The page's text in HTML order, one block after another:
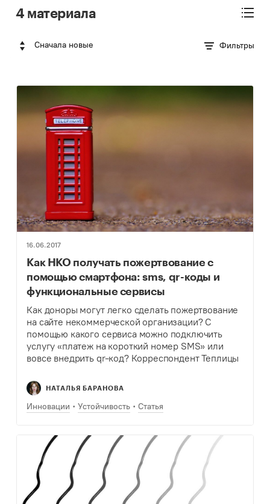
4 материала
Сначала новые Фильтры
16.06.2017
Как НКО получать пожертвование с
помощью смартфона: sms, qr-коды и
функциональные сервисы
Как доноры могут легко сделать пожертвование
на сайте некоммерческой организации? С
помощью какого сервиса можно подключить
услугу «платеж на короткий номер SMS» или
вовсе внедрить qr-код? Корреспондент Теплицы
полезных инструментов.
НАТАЛЬЯ БАРАНОВА
Инновации Устойчивость Статья